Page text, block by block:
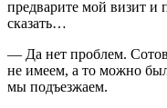
предварите мой визит и
сказать…
— Да нет проблем.
не имеем, а то можно
мы подъезжаем.